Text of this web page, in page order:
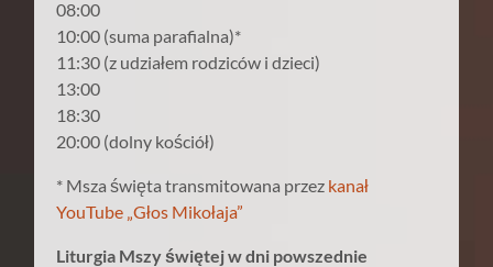
08:00
10:00 (suma parafialna)*
11:30 (z udziałem rodziców i dzieci)
13:00
18:30
20:00 (dolny kościół)
* Msza święta transmitowana przez kanał
YouTube „Głos Mikołaja”
Liturgia Mszy świętej w dni powszednie